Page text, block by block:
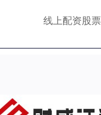
线上配资股票